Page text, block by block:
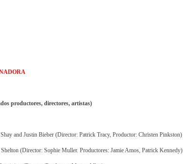
productores, directores, artistas)
and Justin Bieber (Director: Patrick Tracy, Productor: Christen Pinkston)
(Director: Sophie Muller. Productores: Jamie Amos, Patrick Kennedy)